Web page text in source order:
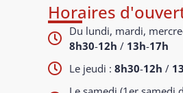
Horaires
Du lundi, mardi,
8h30-12h / 13h-17h
Le jeudi :8h30-12h /